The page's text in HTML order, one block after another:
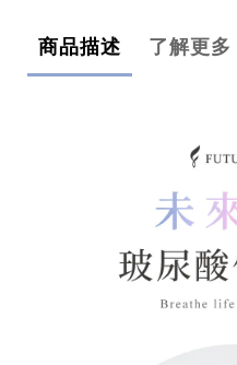
商品描述 了解更多